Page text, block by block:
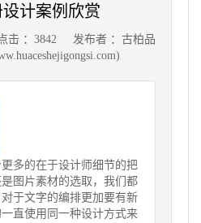
设计案例欣赏
击 ：3842
发布者 ：古柏品
多的在于设计师细节的把
图片素材的选取，我们都
于文字的编排更加要有新
直使用同一种设计方式来